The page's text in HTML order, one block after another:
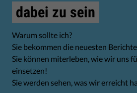
dabei zu sein
Warum sollte ich?
Sie bekommen die neuesten
Sie können miterleben, wie wir uns
einsetzen!
Sie werden sehen, was wir erreicht